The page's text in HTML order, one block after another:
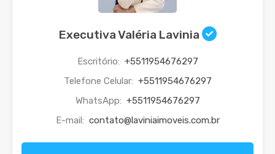
Executiva Valéria Lavinia
Escritório: +5511954676297
Telefone Celular: +5511954676297
WhatsApp: +5511954676297
E-mail: contato@laviniaimoveis.com.br